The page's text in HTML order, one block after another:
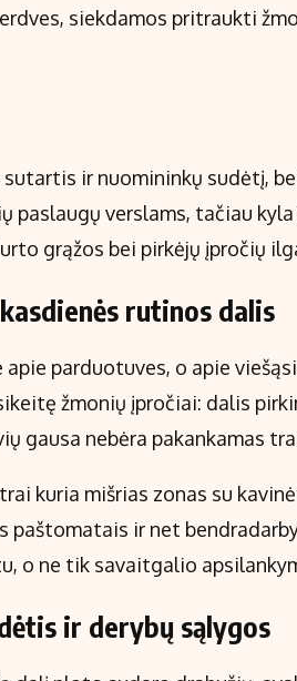
siekdamos pritraukti
ir nuomininkų sudėtį,
paslaugų verslams, tačiau
grąžos bei pirkėjų įpročių
rutinos dalis
parduotuves, o apie
žmonių įpročiai: dalis
gausa nebėra pakankamas
kuria mišrias zonas su
paštomatais ir net
o ne tik savaitgalio
ir derybų sąlygos